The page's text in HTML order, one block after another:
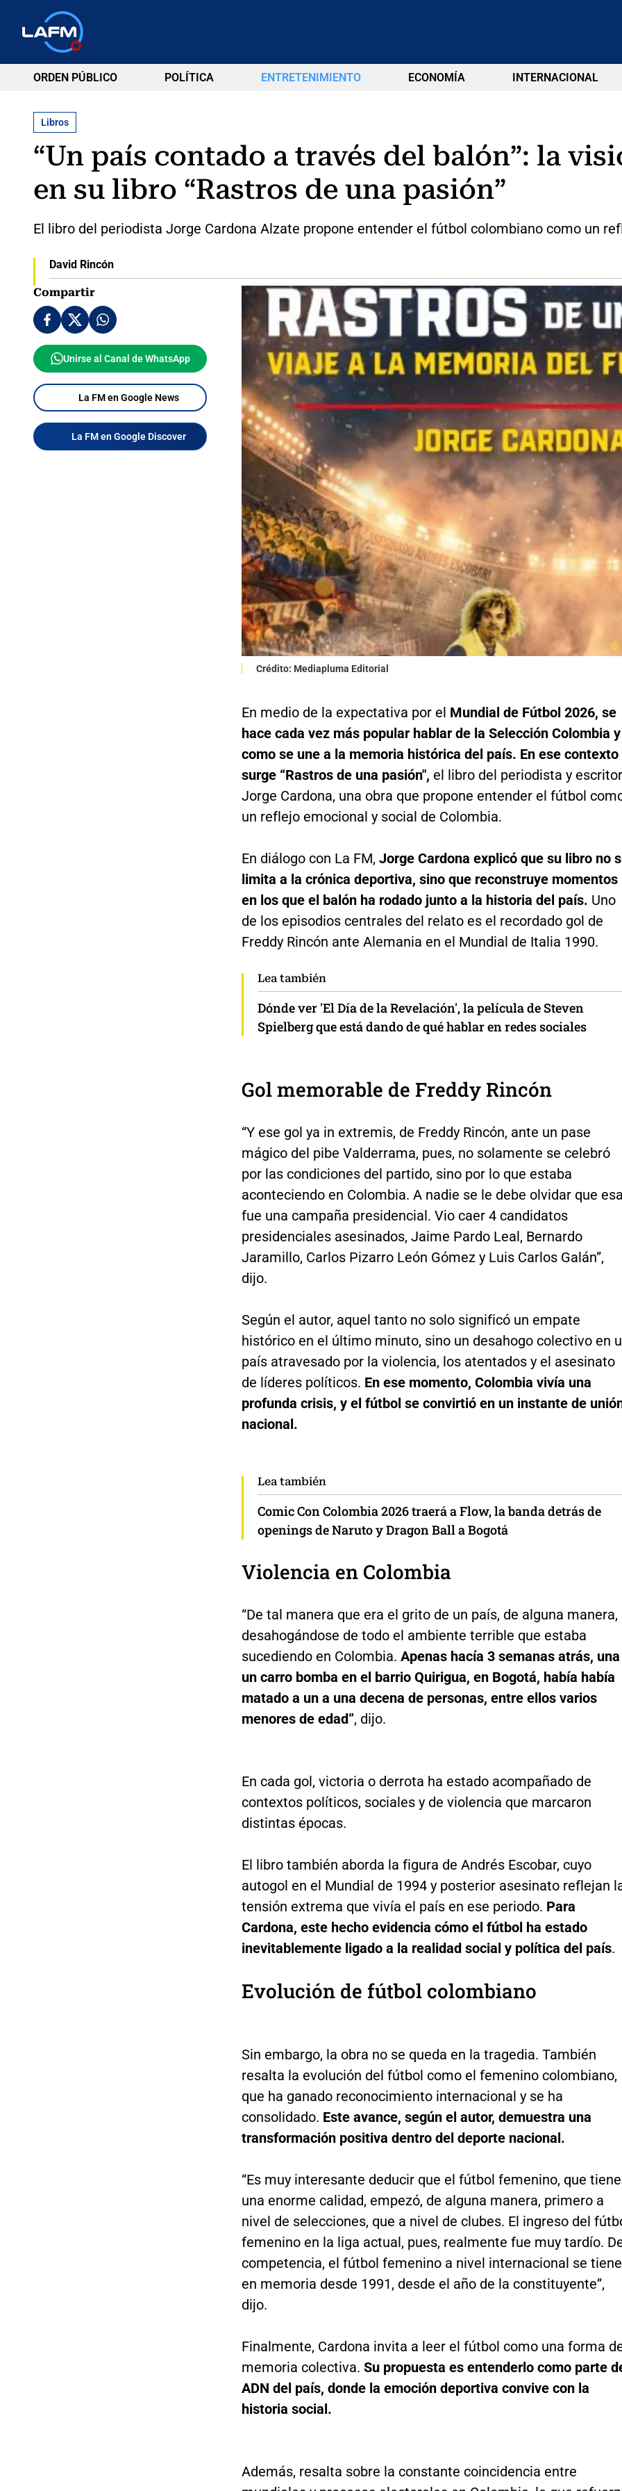
ORDEN PÚBLICO POLÍTICA ENTRETENIMIENTO ECONOMÍA INTERNACIONAL
Libros
“Un país contado a través del balón”: la
en su libro “Rastros de una pasión”
El libro del periodista Jorge Cardona Alzate propone entender el fútbol colombiano como un
David Rincón
Compartir
Unirse al Canal de WhatsApp
La FM en Google News
La FM en Google Discover
Crédito: Mediapluma Editorial
En medio de la expectativa por el Mundial de Fútbol 2026, se
hace cada vez más popular hablar de la Selección Colombia y
como se une a la memoria histórica del país. En ese contexto
surge “Rastros de una pasión", el libro del periodista y escritor
Jorge Cardona, una obra que propone entender el fútbol
un reflejo emocional y social de Colombia.
En diálogo con La FM, Jorge Cardona explicó que su libro no
limita a la crónica deportiva, sino que reconstruye momentos
en los que el balón ha rodado junto a la historia del país. Uno
de los episodios centrales del relato es el recordado gol de
Freddy Rincón ante Alemania en el Mundial de Italia 1990.
Lea también
Dónde ver 'El Día de la Revelación', la película de Steven
Spielberg que está dando de qué hablar en redes sociales
Gol memorable de Freddy Rincón
“Y ese gol ya in extremis, de Freddy Rincón, ante un pase
mágico del pibe Valderrama, pues, no solamente se celebró
por las condiciones del partido, sino por lo que estaba
aconteciendo en Colombia. A nadie se le debe olvidar que
fue una campaña presidencial. Vio caer 4 candidatos
presidenciales asesinados, Jaime Pardo Leal, Bernardo
Jaramillo, Carlos Pizarro León Gómez y Luis Carlos Galán”,
dijo.
Según el autor, aquel tanto no solo significó un empate
histórico en el último minuto, sino un desahogo colectivo en
país atravesado por la violencia, los atentados y el asesinato
de líderes políticos. En ese momento, Colombia vivía una
profunda crisis, y el fútbol se convirtió en un instante de
nacional.
Lea también
Comic Con Colombia 2026 traerá a Flow, la banda detrás de
openings de Naruto y Dragon Ball a Bogotá
Violencia en Colombia
“De tal manera que era el grito de un país, de alguna manera,
desahogándose de todo el ambiente terrible que estaba
sucediendo en Colombia. Apenas hacía 3 semanas atrás, una
un carro bomba en el barrio Quirigua, en Bogotá, había había
matado a un a una decena de personas, entre ellos varios
menores de edad”, dijo.
En cada gol, victoria o derrota ha estado acompañado de
contextos políticos, sociales y de violencia que marcaron
distintas épocas.
El libro también aborda la figura de Andrés Escobar, cuyo
autogol en el Mundial de 1994 y posterior asesinato reflejan
tensión extrema que vivía el país en ese periodo. Para
Cardona, este hecho evidencia cómo el fútbol ha estado
inevitablemente ligado a la realidad social y política del país.
Evolución de fútbol colombiano
Sin embargo, la obra no se queda en la tragedia. También
resalta la evolución del fútbol como el femenino colombiano,
que ha ganado reconocimiento internacional y se ha
consolidado. Este avance, según el autor, demuestra una
transformación positiva dentro del deporte nacional.
“Es muy interesante deducir que el fútbol femenino, que tiene
una enorme calidad, empezó, de alguna manera, primero a
nivel de selecciones, que a nivel de clubes. El ingreso del
femenino en la liga actual, pues, realmente fue muy tardío.
competencia, el fútbol femenino a nivel internacional se tiene
en memoria desde 1991, desde el año de la constituyente”,
dijo.
Finalmente, Cardona invita a leer el fútbol como una forma
memoria colectiva. Su propuesta es entenderlo como parte
ADN del país, donde la emoción deportiva convive con la
historia social.
Además, resalta sobre la constante coincidencia entre